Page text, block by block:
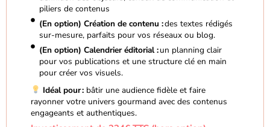
piliers de contenus
(En option) Création de contenu :des textes rédigés
sur-mesure, parfaits pour vos réseaux ou blog.
(En option) Calendrier éditorial :un planning clair
pour vos publications et une structure clé en main
pour créer vos visuels.
Idéal pour :bâtir une audience fidèle et faire
rayonner votre univers gourmand avec des contenus
engageants et authentiques.